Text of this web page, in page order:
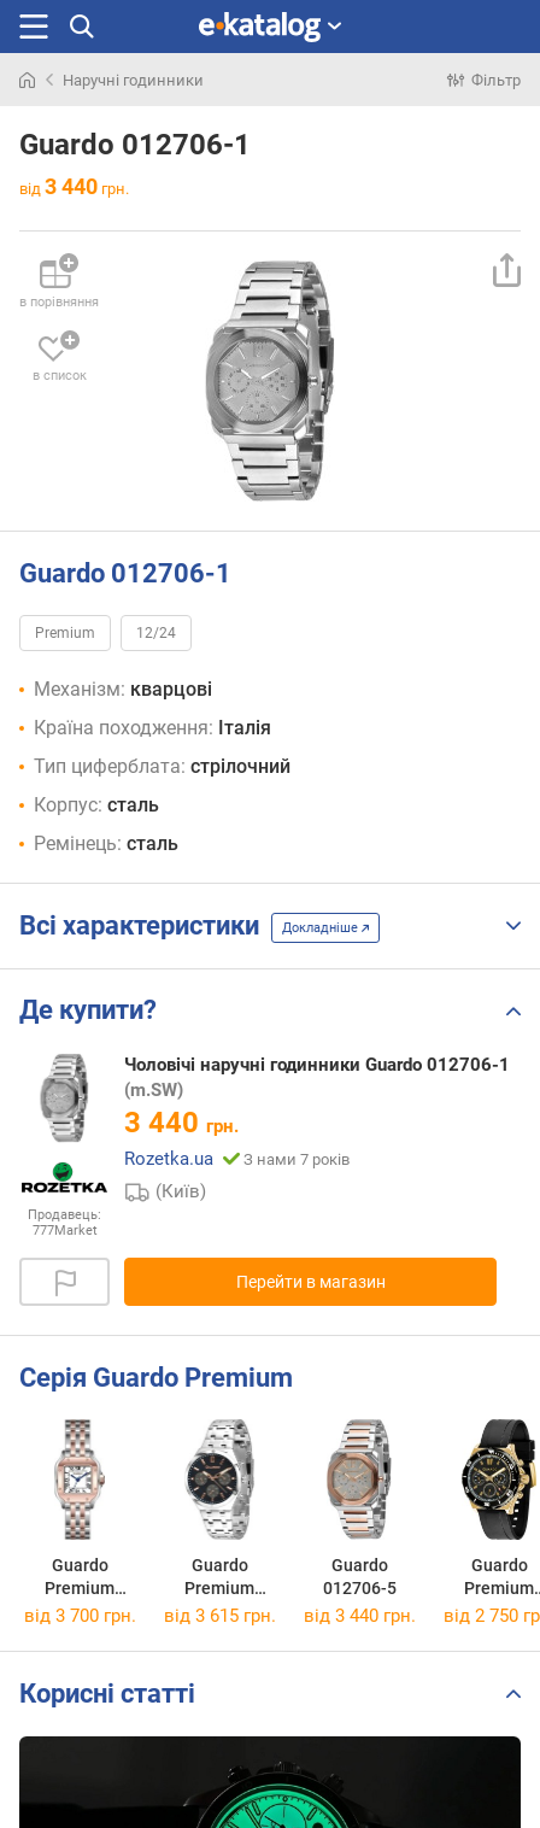
раніше
Наручні годинники Фільтр
Guardo 012706-1
від 3 440 грн.
в порівняння
в список
Guardo 012706-1
Premium 12/24
Механізм: кварцові
Країна походження: Італія
Тип циферблата: стрілочний
Корпус: сталь
Ремінець: сталь
Всі характеристики Докладніше
Де купити?
Продавець:
777Market
Чоловічі наручні годинники Guardo 012706-1
(m.SW)
3 440 грн.
Rozetka.ua
З нами 7 років
(Київ)
Перейти в магазин
Серія Guardo Premium
Guardo
Premium
012827-5
Guardo
Premium
012781-7
Guardo
012706-5
Guardo
Premium
012757-5
від 3 700 грн. від 3 615 грн. від 3 440 грн. від 2 750
Корисні статті